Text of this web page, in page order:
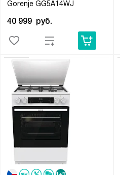
Gorenje GG5A14WJ
40 999 руб.